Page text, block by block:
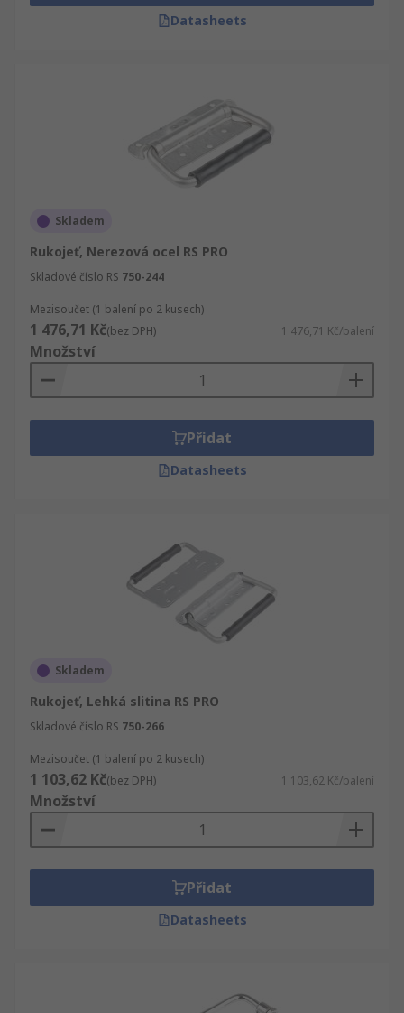
Datasheets
Skladem
Rukojeť, Nerezová ocel RS PRO
Skladové číslo RS 750-244
Mezisoučet (1 balení po 2 kusech)
1 476,71 Kč(bez DPH) 1 476,71 Kč/balení
Množství
Přidat
Datasheets
Skladem
Rukojeť, Lehká slitina RS PRO
Skladové číslo RS 750-266
Mezisoučet (1 balení po 2 kusech)
1 103,62 Kč(bez DPH) 1 103,62 Kč/balení
Množství
Přidat
Datasheets